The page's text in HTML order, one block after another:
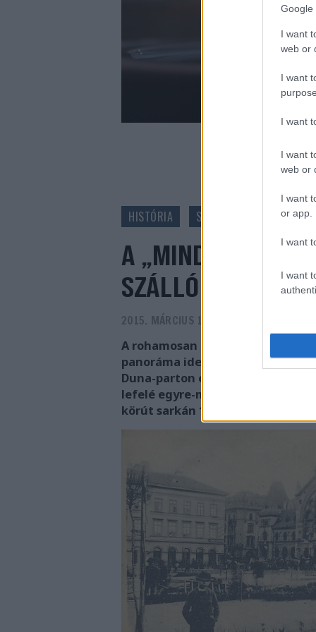
Google
I want
web or
I want
I want
I want
web or
I want
or app.
I want
I want
A „MINDENBEN
SZÁLLÓ
2015. MÁRCIUS 17.
A rohamosan fejlődő Pest
panoráma idegenforgalmi
Duna-parton épült vagy
lefelé egyre-másra épültek a
körút sarkán 1895 őszén megnyílt
HISTÓRIA SAJTÓARCHÍVUM